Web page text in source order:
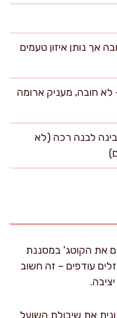
– לא חובה אך נותן איזון טעמים
וניל (5 מ"ל – לא חובה, מעניק ארומה
גבינה לבנה רכה (לא
את הקוטג' במסננת
נוזלים עודפים – זה חשוב
את שיבולת השועל